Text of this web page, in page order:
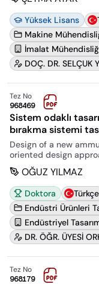
Yüksek Lisans
Makine
İmalat
DOÇ. DR. SELÇUK
Tez No
968469
Sistem odaklı
bırakma sistemi
Design of a new
oriented design
OĞUZ YILMAZ
Doktora Türkçe
Endüstri Ürünleri
Endüstriyel
DR. ÖĞR. ÜYESİ
Tez No
968179